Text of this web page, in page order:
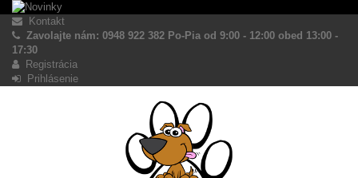
Kontakt
Zavolajte nám: 0948 922 382 Po-Pia od 9:00 - 12:00 obed 13:00 -
17:30
Registrácia
Prihlásenie